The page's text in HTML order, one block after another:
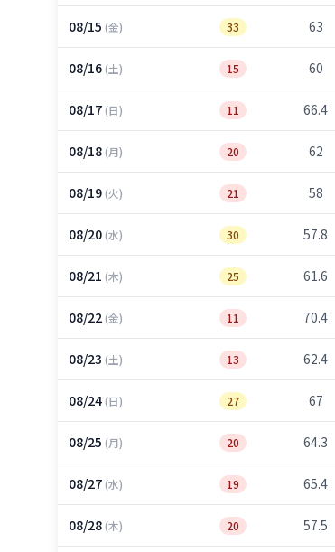
08/15 (金) 33 63
08/16(土) 15 60
08/17(日) 11 66.4
08/18(月) 20 62
08/19(火) 21 58
08/20(水) 30 57.8
08/21 (木) 25 61.6
08/22(金) 11 70.4
08/23 (土) 13 62.4
08/24(日) 27 67
08/25 (月) 20 64.3
08/27(水) 19 65.4
08/28(木) 20 57.5